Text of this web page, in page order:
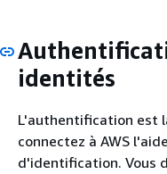
identités
L'authentification est
connectez à AWS
d'identification. Vous